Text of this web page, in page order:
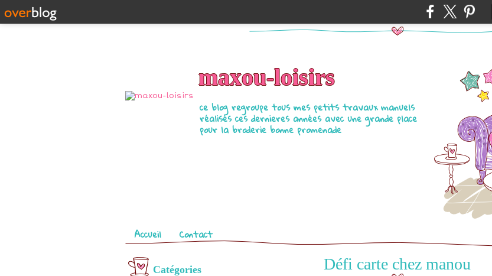
maxou-loisirs
ce blog regroupe tous mes petits travaux manuels
réalisés ces dernieres années avec une grande place
pour la broderie bonne promenade
Pages
Accueil Contact
Catégories Défi carte chez manou